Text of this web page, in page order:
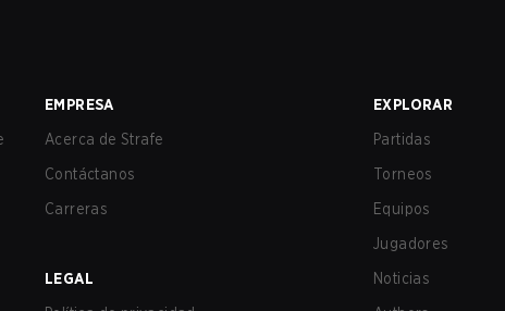
EMPRESA
Acerca de Strafe
Contáctanos
Carreras
LEGAL
EXPLORAR
Partidas
Torneos
Equipos
Jugadores
Noticias